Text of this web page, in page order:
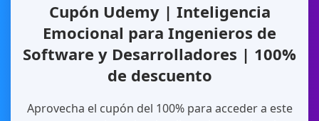
Cupón Udemy | Inteligencia
Emocional para Ingenieros de
Software y Desarrolladores | 100%
de descuento
Aprovecha el cupón del 100% para acceder a este